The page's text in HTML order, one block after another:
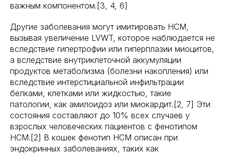
важным компонентом.[3, 4, 6]
Другие заболевания могут имитировать HCM,
вызывая увеличение LVWT, которое наблюдается не
вследствие гипертрофии или гиперплазии миоцитов,
а вследствие внутриклеточной аккумуляции
продуктов метаболизма (болезни накопления) или
вследствие интерстициальной инфильтрации
белками, клетками или жидкостью, такие
патологии, как амилоидоз или миокардит.[2, 7] Эти
состояния составляют до 10% всех случаев у
взрослых человеческих пациентов с фенотипом
HCM.[2] В кошек фенотип HCM описан при
эндокринных заболеваниях, таких как